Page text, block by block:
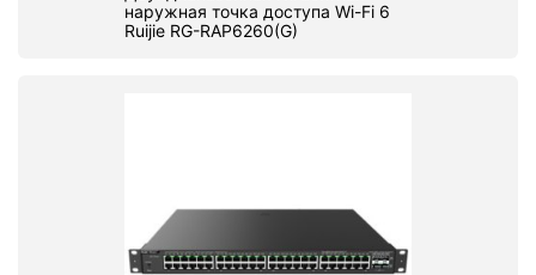
наружная точка доступа Wi-Fi 6
Ruijie RG-RAP6260(G)